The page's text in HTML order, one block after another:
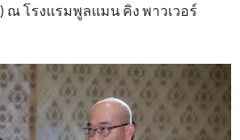
ณ โรงแรมพูลแมน คิง พาวเวอร์